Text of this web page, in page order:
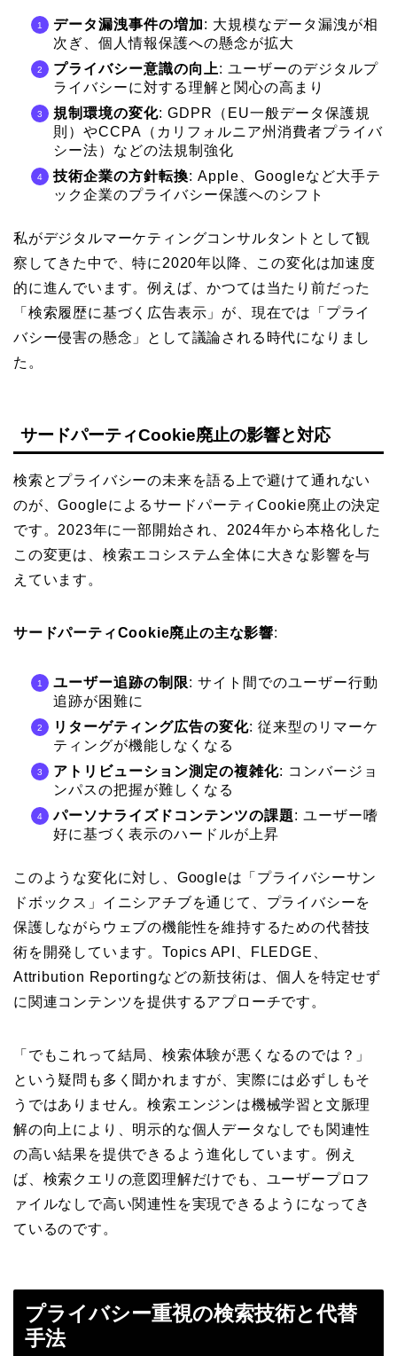
データ漏洩事件の増加: 大規模なデータ漏洩が相
次ぎ、個人情報保護への懸念が拡大
プライバシー意識の向上: ユーザーのデジタルプ
ライバシーに対する理解と関心の高まり
規制環境の変化: GDPR（EU一般データ保護規
則）やCCPA（カリフォルニア州消費者プライバ
シー法）などの法規制強化
技術企業の方針転換: Apple、Googleなど大手テ
ック企業のプライバシー保護へのシフト
私がデジタルマーケティングコンサルタントとして観
察してきた中で、特に2020年以降、この変化は加速度
的に進んでいます。例えば、かつては当たり前だった
「検索履歴に基づく広告表示」が、現在では「プライ
バシー侵害の懸念」として議論される時代になりまし
た。
サードパーティCookie廃止の影響と対応
検索とプライバシーの未来を語る上で避けて通れない
のが、Googleによるサードパーティ​​Cookie廃止の決定
です。2023年に一部開始され、2024年から本格化した
この変更は、検索エコシステム全体に大きな影響を与
えています。
サードパーティCookie廃止の主な影響:
ユーザー追跡の制限: サイト間でのユーザー行動
追跡が困難に
リターゲティング広告の変化: 従来型のリマーケ
ティングが機能しなくなる
アトリビューション測定の複雑化: コンバージョ
ンパスの把握が難しくなる
パーソナライズドコンテンツの課題: ユーザー嗜
好に基づく表示のハードルが上昇
このような変化に対し、Googleは「プライバシーサン
ドボックス」イニシアチブを通じて、プライバシーを
保護しながらウェブの機能性を維持するための代替技
術を開発しています。Topics API、FLEDGE、
Attribution Reportingなどの新技術は、個人を特定せず
に関連コンテンツを提供するアプローチです。
「でもこれって結局、検索体験が悪くなるのでは？」
という疑問も多く聞かれますが、実際には必ずしもそ
うではありません。検索エンジンは機械学習と文脈理
解の向上により、明示的な個人データなしでも関連性
の高い結果を提供できるよう進化しています。例え
ば、検索クエリの意図理解だけでも、ユーザープロフ
ァイルなしで高い関連性を実現できるようになってき
ているのです。
プライバシー重視の検索技術と代替
手法